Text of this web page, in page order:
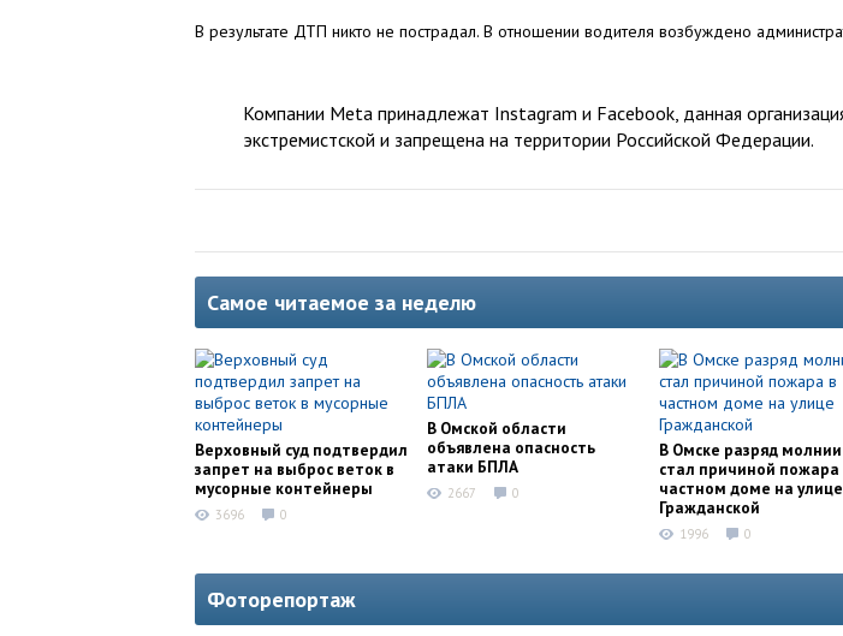
В результате ДТП никто не пострадал. В отношении водителя возбуждено
Компании Meta принадлежат Instagram и Facebook, данная
экстремистской и запрещена на территории Российской Федерации.
Самое читаемое за неделю
Верховный суд подтвердил
запрет на выброс веток в
мусорные контейнеры
3696 0
В Омской области
объявлена опасность
атаки БПЛА
2667 0
В Омске разряд молнии
стал причиной пожара
частном доме на улице
Гражданской
1996 0
Фоторепортаж